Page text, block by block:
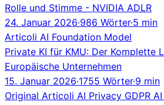
Rolle und Stimme - NVIDIA ADLR
24. Januar 2026·986 Wörter·5 min
Articoli AI Foundation Model
Private KI für KMU: Der Komplette
Europäische Unternehmen
15. Januar 2026·1755 Wörter·9 min
Original Articoli AI Privacy GDPR